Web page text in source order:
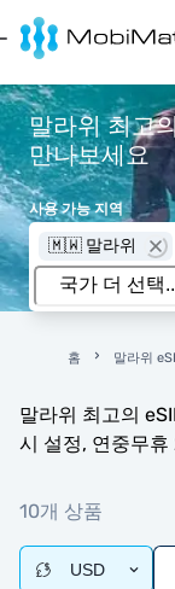
말라위 최고
만나보세요
사용 가능 지역
🇲🇼 말라위
홈 말라위
말라위 최고의
시 설정, 연중무
10개 상품
USD